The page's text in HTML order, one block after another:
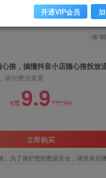
推，搞懂抖音小店随心推投放
请付费后查看
Y币 9.9Y币99
立即购买
。为了保护您的数据安全，请登录后继
开通VIP会员